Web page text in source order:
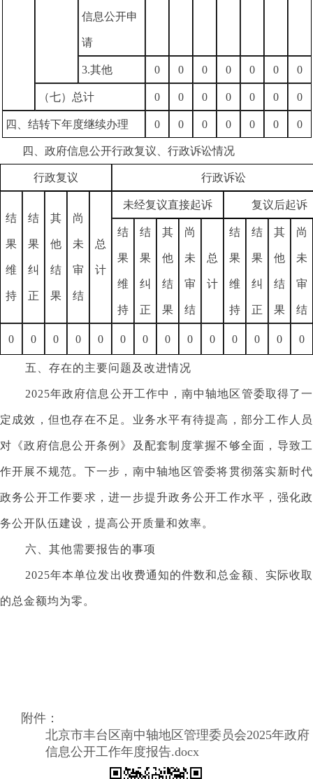
信息公开申
请
3.其他 0 0 0 0 0 0 0
（七）总计 0 0 0 0 0 0 0
四、结转下年度继续办理 0 0 0 0 0 0 0
四、政府信息公开行政复议、行政诉讼情况
行政复议 行政诉讼
结
果
维
持
结
果
纠
正
其
他
结
果
尚
未
审
结
总
计
未经复议直接起诉 复议后起诉
结
果
维
持
结
果
纠
正
其
他
结
果
尚
未
审
结
总
计
结
果
维
持
结
果
纠
正
其
他
结
果
尚
未
审
结
0 0 0 0 0 0 0 0 0 0 0 0 0 0
五、存在的主要问题及改进情况
2025年政府信息公开工作中，南中轴地区管委取得了一
定成效，但也存在不足。业务水平有待提高，部分工作人员
对《政府信息公开条例》及配套制度掌握不够全面，导致工
作开展不规范。下一步，南中轴地区管委将贯彻落实新时代
政务公开工作要求，进一步提升政务公开工作水平，强化政
务公开队伍建设，提高公开质量和效率。
六、其他需要报告的事项
2025年本单位发出收费通知的件数和总金额、实际收取
的总金额均为零。
附件：
北京市丰台区南中轴地区管理委员会2025年政府
信息公开工作年度报告.docx